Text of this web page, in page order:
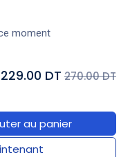
moment
au panier
229.00 DT 270.00 DT